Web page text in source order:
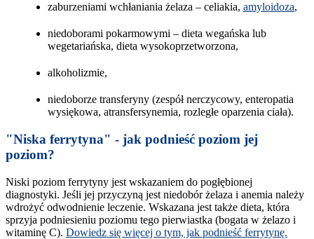
zaburzeniami wchłaniania żelaza – celiakia, amyloidoza,
niedoborami pokarmowymi – dieta wegańska lub
wegetariańska, dieta wysokoprzetworzona,
alkoholizmie,
niedoborze transferyny (zespół nerczycowy, enteropatia
wysiękowa, atransfersynemia, rozległe oparzenia ciała).
"Niska ferrytyna" - jak podnieść poziom jej
poziom?
Niski poziom ferrytyny jest wskazaniem do pogłębionej
diagnostyki. Jeśli jej przyczyną jest niedobór żelaza i anemia należy
wdrożyć odwodnienie leczenie. Wskazana jest także dieta, która
sprzyja podniesieniu poziomu tego pierwiastka (bogata w żelazo i
witaminę C). Dowiedz się więcej o tym, jak podnieść ferrytynę.